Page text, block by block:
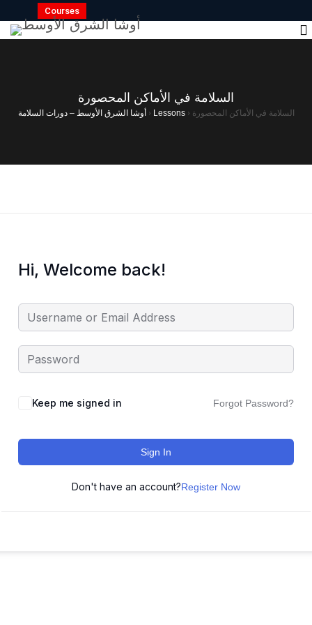
Courses
السلامة في الأماكن المحصورة
أوشا الشرق الأوسط – دورات السلامة› Lessons› السلامة في الأماكن المحصورة
Hi, Welcome back!
Keep me signed in Forgot Password?
Sign In
Don't have an account?Register Now